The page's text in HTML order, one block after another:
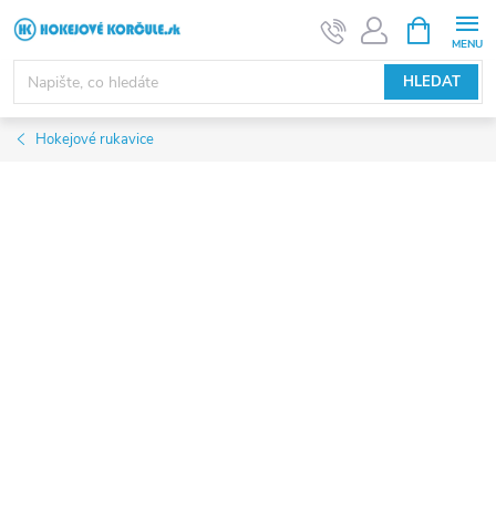
Přejít
na
obsah
HLEDAT
NÁKUPNÍ
KOŠÍK
Hokejové rukavice